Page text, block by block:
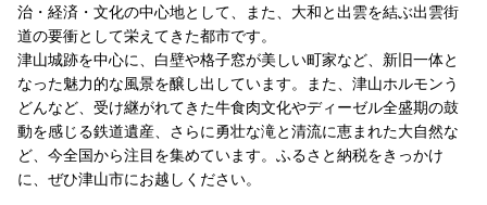
治・経済・文化の中心地として、また、大和と出雲を結ぶ出雲街
道の要衝として栄えてきた都市です。
津山城跡を中心に、白壁や格子窓が美しい町家など、新旧一体と
なった魅力的な風景を醸し出しています。また、津山ホルモンう
どんなど、受け継がれてきた牛食肉文化やディーゼル全盛期の鼓
動を感じる鉄道遺産、さらに勇壮な滝と清流に恵まれた大自然な
ど、今全国から注目を集めています。ふるさと納税をきっかけ
に、ぜひ津山市にお越しください。